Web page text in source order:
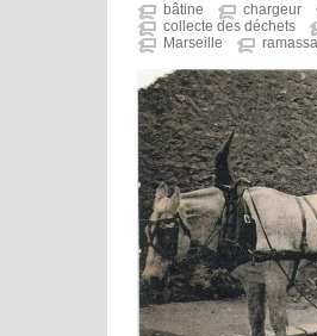
bâtine chargeur
collecte des déchets
Marseille